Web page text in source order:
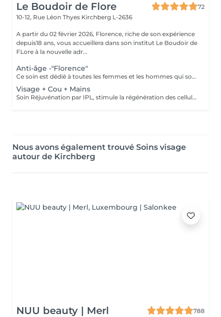
Le Boudoir de Flore
72
10-12, Rue Léon Thyes Kirchberg L-2636
A partir du 02 février 2026, Florence, riche de son expérience
depuis18 ans, vous accueillera dans son institut Le Boudoir de
FLore à la nouvelle adr...
Anti-âge -"Florence"
Ce soin est dédié à toutes les femmes et les hommes qui souhaitent des résultats dès la première séance et surtout pour celles et ceux qui souffrent de leurs rides profondes. Riche de mes expériences professionnelles depuis plus de 12 ans en institut, j'ai décidé de créer mes propres protocoles de soin. Ce soin allie plusieurs techniques, dont la madérothérapie et la luminothérapie. A ces techniques j'applique tout au long du soin des concentrés de produits performants de marque médicale esthétique. Les résultats sont ainsi visibles dès la première séance.
Visage + Cou + Mains
Soin Réjuvénation par IPL, stimule la régénération des cellules de collagène et atténue les taches pigmentaires
Nous avons également trouvé Soins visage
autour de Kirchberg
NUU beauty | Merl
788